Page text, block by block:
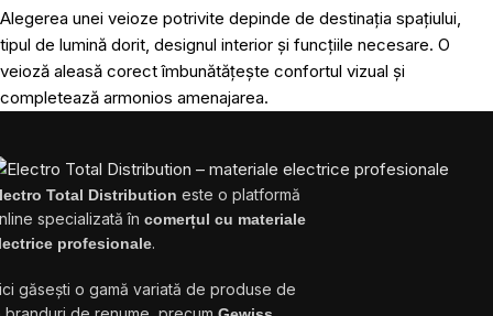
Alegerea unei veioze potrivite depinde de destinația spațiului,
tipul de lumină dorit, designul interior și funcțiile necesare. O
veioză aleasă corect îmbunătățește confortul vizual și
completează armonios amenajarea.
Total Distribution este o platformă
specializată în comerțul cu materiale
profesionale.
găsești o gamă variată de produse de